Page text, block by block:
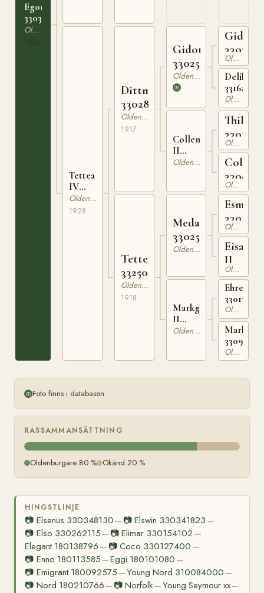
Egon
330356334
Oldenburgare
Tettea
IV
334207428
Oldenburgare
1928
Dittmar
330285217
Oldenburgare
1917
Tettea
332504318
Oldenburgare
1918
Gidotto
330254913
Oldenburgare
Collema
II
331932609
Oldenburgare
Medardus
330255213
Oldenburgare
Markgrafin
II
331335603
Oldenburgare
Gido
Oldenburgare
331625407
Oldenburgare
Thilo
Oldenburgare
Oldenburgare
Oldenburgare
Eisa
II
Oldenburgare
330138396
Oldenburgare
330933596
Oldenburgare
Foto finns i databasen
RASSAMMANSÄTTNING
Oldenburgare 80 % Okänd 20 %
HINGSTLINJE
📷 Elsenus 330348130— 📷Elswin 330341823 —
📷 Elso 330262115— 📷Elimar 330154102 —
Elegant 180138796 — 📷Coco 330127400 —
📷 Enno 180113585—Eggi 180101080 —
📷 Emigrant 180092575—Young Nord 310084000 —
📷 Nord 180210766— 📷Norfolk—Young Seymour xx—